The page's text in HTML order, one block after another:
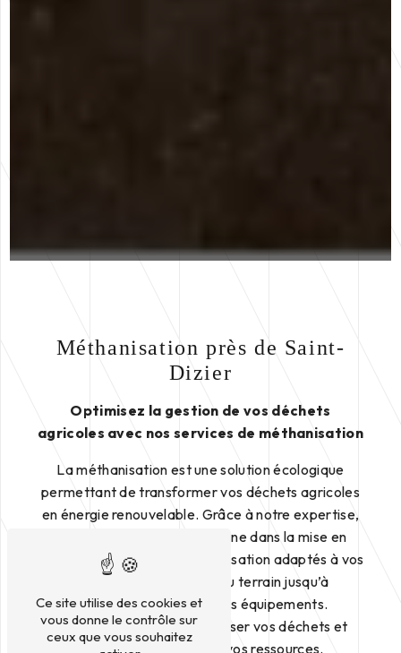
Méthanisation près de Saint-
Dizier
Optimisez la gestion de vos déchets
agricoles avec nos services de méthanisation
La méthanisation est une solution écologique
permettant de transformer vos déchets agricoles
en énergie renouvelable. Grâce à notre expertise,
vous accompagne dans la mise en
place de systèmes de méthanisation adaptés à vos
besoins, depuis l’étude du terrain jusqu’à
l’installation et le suivi des équipements.
Contactez-nous pour valoriser vos déchets et
optimiser la gestion de vos ressources.
Ce site utilise des cookies et
vous donne le contrôle sur
ceux que vous souhaitez